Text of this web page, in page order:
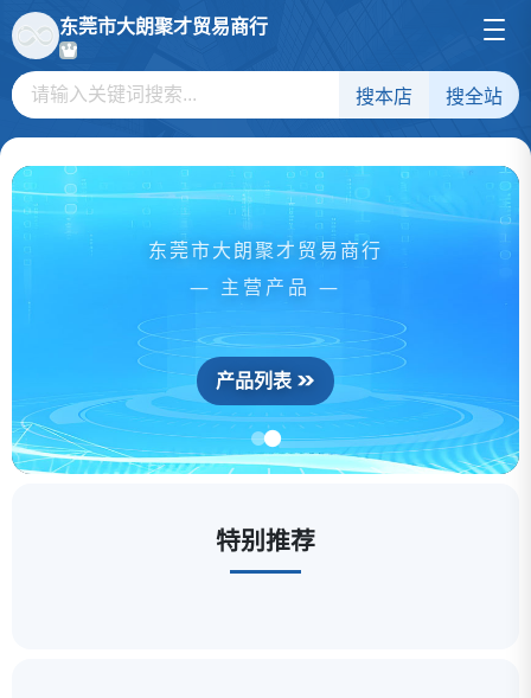
东莞市大朗聚才贸易商行
搜本店 搜全站
东莞市大朗聚才贸易商行
— 主营产品 —
产品列表
特别推荐